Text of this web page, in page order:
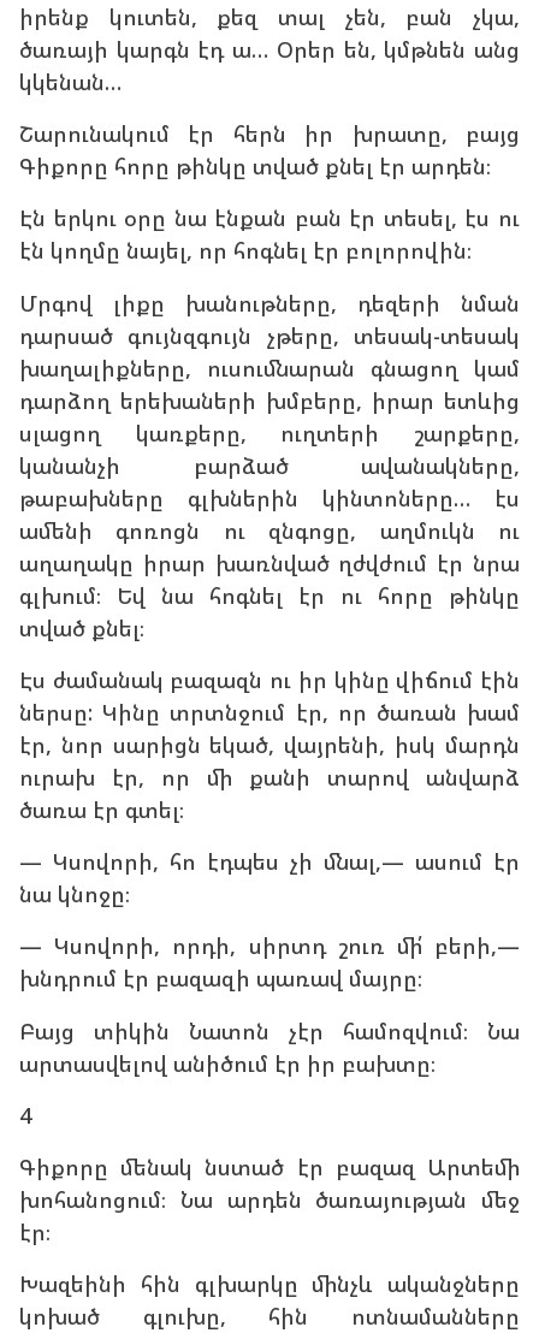
իրենք կուտեն, քեզ տալ չեն, բան չկա,
ծառայի կարգն էդ ա… Օրեր են, կմթնեն անց
կկենան…
Շարունակում էր հերն իր խրատը, բայց
Գիքորը հորը թինկը տված քնել էր արդեն։
Էն երկու օրը նա էնքան բան էր տեսել, էս ու
էն կողմը նայել, որ հոգնել էր բոլորովին։
Մրգով լիքը խանութները, դեզերի նման
դարսած գույնզգույն չթերը, տեսակ-տեսակ
խաղալիքները, ուսումնարան գնացող կամ
դարձող երեխաների խմբերը, իրար ետևից
սլացող կառքերը, ուղտերի շարքերը,
կանանչի բարձած ավանակները,
թաբախները գլխներին կինտոները… էս
ամենի գոռոցն ու զնգոցը, աղմուկն ու
աղաղակը իրար խառնված ղժվժում էր նրա
գլխում։ Եվ նա հոգնել էր ու հորը թինկը
տված քնել։
Էս ժամանակ բազազն ու իր կինը վիճում էին
ներսը: Կինը տրտնջում էր, որ ծառան խամ
էր, նոր սարիցն եկած, վայրենի, իսկ մարդն
ուրախ էր, որ մի քանի տարով անվարձ
ծառա էր գտել։
— Կսովորի, հո էդպես չի մնալ,— ասում էր
նա կնոջը։
— Կսովորի, որդի, սիրտդ շուռ մի՛ բերի,—
խնդրում էր բազազի պառավ մայրը։
Բայց տիկին Նատոն չէր համոզվում։ Նա
արտասվելով անիծում էր իր բախտը։
4
Գիքորը մենակ նստած էր բազազ Արտեմի
խոհանոցում։ Նա արդեն ծառայության մեջ
էր։
Խազեինի հին գլխարկը մինչև ականջները
կոխած գլուխը, հին ոտնամանները